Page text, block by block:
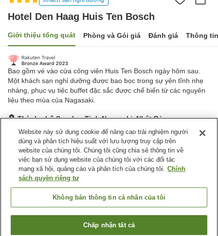
Hotel Den Haag Huis Ten Bosch
Giới thiệu tổng quát Phòng và Gói giá Đánh giá Thông
Bao gồm vé vào cửa công viên Huis Ten Bosch ngày hôm sau.
Một khách sạn nghỉ dưỡng được bao bọc trong sự yên tĩnh nhẹ
nhàng, phục vụ tiệc buffet đặc sắc được chế biến từ các nguyên
liệu theo mùa của Nagasaki.
Thành phố Sasebo, Tỉnh Nagasaki, Nhật Bản
Hiển thị trên bản đồ
Tuyệt vời Đánh giá:1,754lượt
Tiện nghi chỗ nghỉ
Wi-Fi
Nhà hàng
Hoàn toàn không hút thuốc
Tỉnh Nagasaki
Tìm phòng trống
Website này sử dụng cookie để nâng cao trải nghiệm người
dùng và phân tích hiệu suất với lưu lượng truy cập trên
website của chúng tôi. Chúng tôi cũng chia sẻ thông tin về
việc bạn sử dụng website của chúng tôi với các đối tác
mạng xã hội, quảng cáo và phân tích của chúng tôi. Chính
sách quyền riêng tư
Không bán thông tin cá nhân của tôi
Chấp nhận tất cả